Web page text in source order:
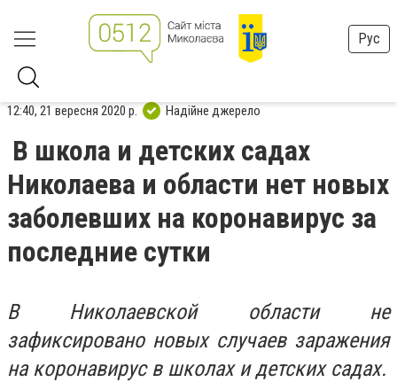
Рус
12:40, 21 вересня 2020 р. Надійне джерело
В школа и детских садах
Николаева и области нет новых
заболевших на коронавирус за
последние сутки
В Николаевской области не
зафиксировано новых случаев заражения
на коронавирус в школах и детских садах.